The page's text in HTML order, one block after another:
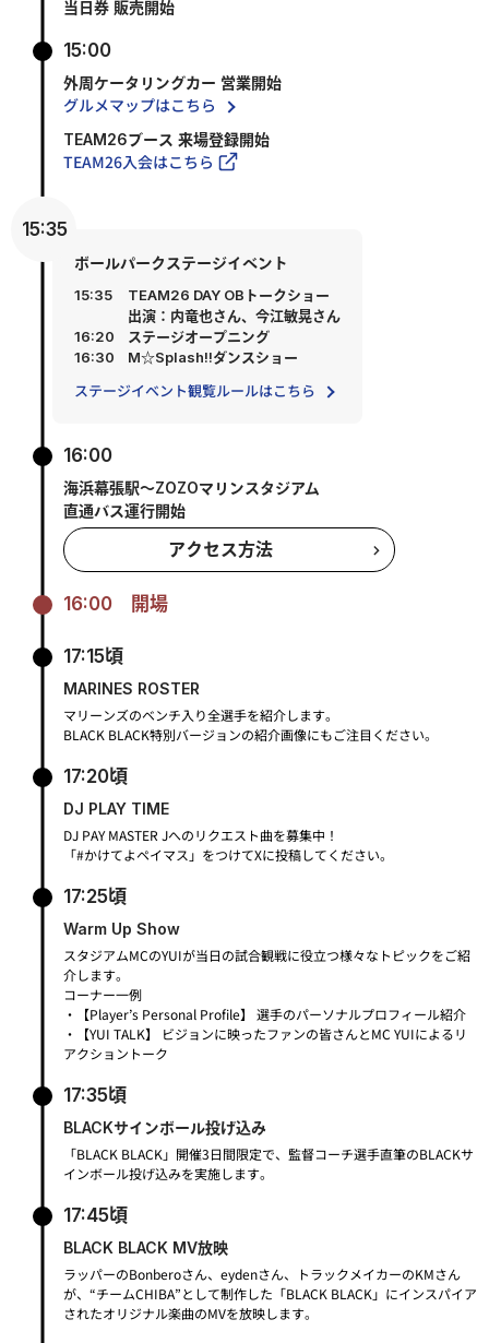
当日券 販売開始
15:00
外周ケータリングカー 営業開始
グルメマップはこちら
TEAM26ブース 来場登録開始
TEAM26入会はこちら
15:35
ボールパークステージイベント
15:35
TEAM26 DAY OBトークショー
出演：内竜也さん、今江敏晃さん
16:20
ステージオープニング
16:30
M☆Splash!!ダンスショー
ステージイベント観覧ルールはこちら
16:00
海浜幕張駅～ZOZOマリンスタジアム
直通バス運行開始
アクセス方法
16:00 開場
17:15頃
MARINES ROSTER
マリーンズのベンチ入り全選手を紹介します。
BLACK BLACK特別バージョンの紹介画像にもご注目ください。
17:20頃
DJ PLAY TIME
DJ PAY MASTER Jへのリクエスト曲を募集中！
「#かけてよペイマス」をつけてXに投稿してください。
17:25頃
Warm Up Show
スタジアムMCのYUIが当日の試合観戦に役立つ様々なトピックをご紹
介します。
コーナー一例
・【Player’s Personal Profile】 選手のパーソナルプロフィール紹介
・【YUI TALK】 ビジョンに映ったファンの皆さんとMC YUIによるリ
アクショントーク
17:35頃
BLACKサインボール投げ込み
「BLACK BLACK」開催3日間限定で、監督コーチ選手直筆のBLACKサ
インボール投げ込みを実施します。
17:45頃
BLACK BLACK MV放映
ラッパーのBonberoさん、eydenさん、トラックメイカーのKMさん
が、“チームCHIBA”として制作した「BLACK BLACK」にインスパイア
されたオリジナル楽曲のMVを放映します。